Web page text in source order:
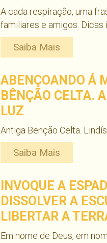
A cada respiração, uma
familiares e amigos. Dicas
Saiba Mais
ABENÇOANDO Á
BÊNÇÃO CELTA.
LUZ
Antiga Benção Celta.
Saiba Mais
INVOQUE A
DISSOLVER A
LIBERTAR A
Em nome de Deus, em